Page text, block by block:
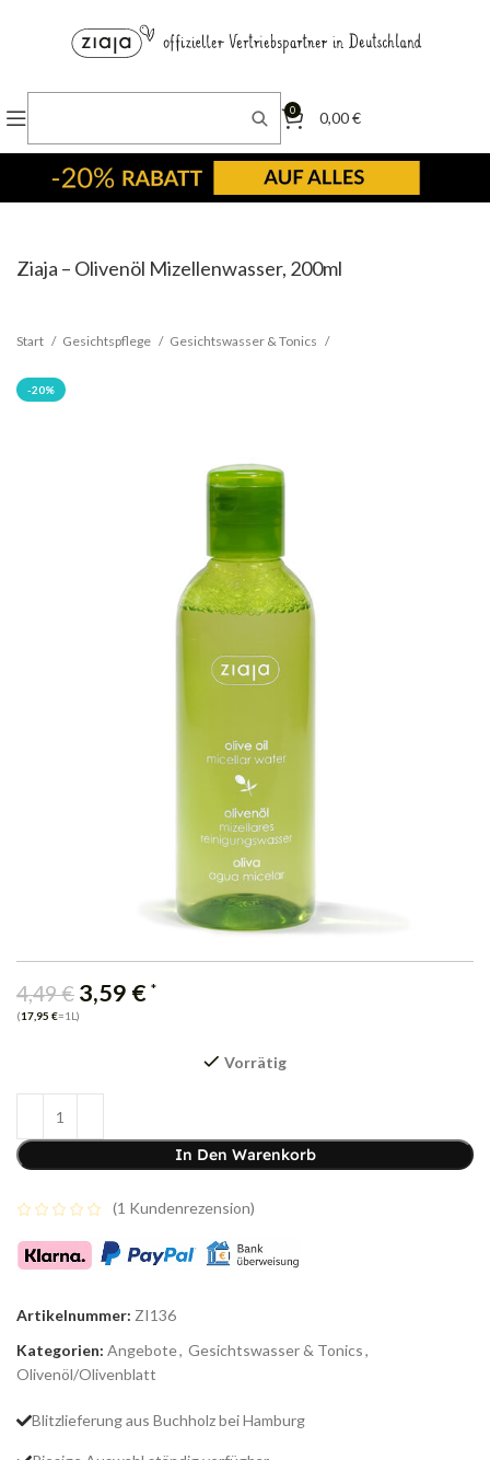
0 0,00€
Ziaja – Olivenöl Mizellenwasser, 200ml
Start Gesichtspflege Gesichtswasser & Tonics
-20%
4,49€ 3,59 € *
(17,95 €=1L)
Vorrätig
In Den Warenkorb
(1 Kundenrezension)
Artikelnummer: ZI136
Kategorien: Angebote, Gesichtswasser & Tonics,
Olivenöl/Olivenblatt
Blitzlieferung aus Buchholz bei Hamburg